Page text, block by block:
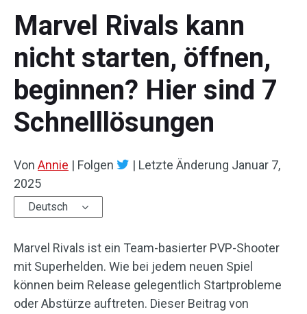
Marvel Rivals kann
nicht starten, öffnen,
beginnen? Hier sind 7
Schnelllösungen
Von Annie | Folgen | Letzte Änderung Januar 7,
2025
Deutsch
Marvel Rivals ist ein Team-basierter PVP-Shooter
mit Superhelden. Wie bei jedem neuen Spiel
können beim Release gelegentlich Startprobleme
oder Abstürze auftreten. Dieser Beitrag von